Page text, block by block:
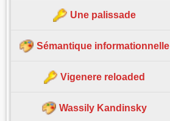
Une palissade
Sémantique informationnelle
Vigenere reloaded
Wassily Kandinsky